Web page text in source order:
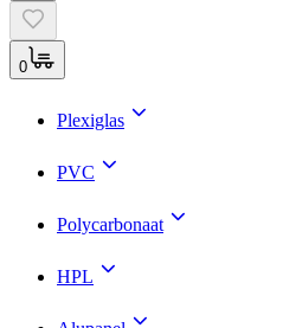
0
Plexiglas
PVC
Polycarbonaat
HPL